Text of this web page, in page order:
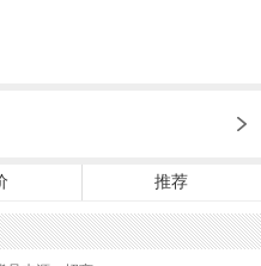
推荐